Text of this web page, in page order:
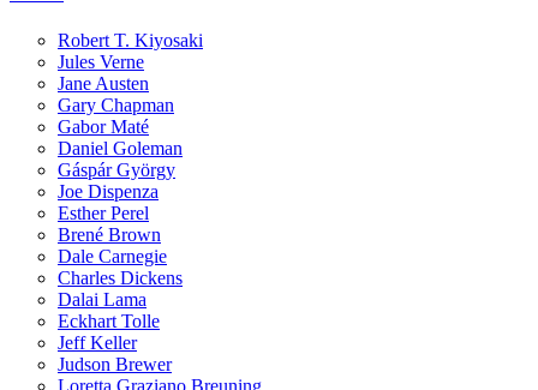
Robert T. Kiyosaki
Jules Verne
Jane Austen
Gary Chapman
Gabor Maté
Daniel Goleman
Gáspár György
Joe Dispenza
Esther Perel
Brené Brown
Dale Carnegie
Charles Dickens
Dalai Lama
Eckhart Tolle
Jeff Keller
Judson Brewer